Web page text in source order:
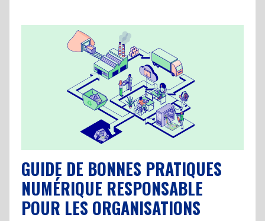
GUIDE DE BONNES PRATIQUES
NUMÉRIQUE RESPONSABLE
POUR LES ORGANISATIONS